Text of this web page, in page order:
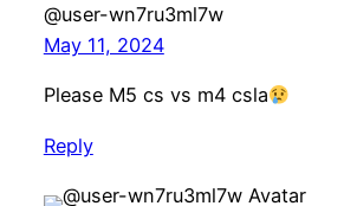
@user-wn7ru3ml7w
May 11, 2024
Please M5 cs vs m4 csla
Reply